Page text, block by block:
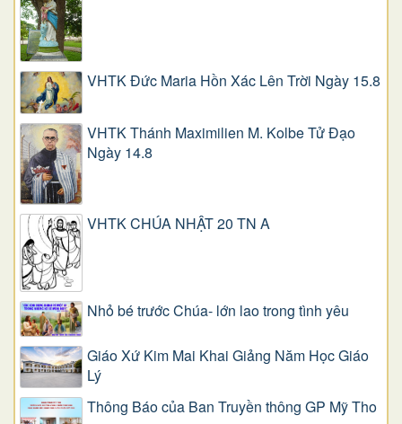
VHTK Đức Maria Hồn Xác Lên Trời Ngày 15.8
VHTK Thánh Maximilien M. Kolbe Tử Đạo
Ngày 14.8
VHTK CHÚA NHẬT 20 TN A
Nhỏ bé trước Chúa- lớn lao trong tình yêu
Giáo Xứ Kim Mai Khai Giảng Năm Học Giáo
Lý
Thông Báo của Ban Truyền thông GP Mỹ Tho